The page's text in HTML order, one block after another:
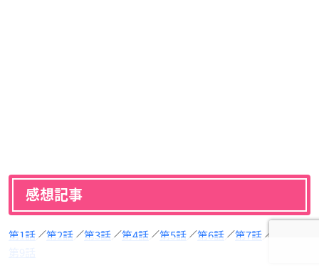
感想記事
第1話／第2話／第3話／第4話／第5話／第6話／第7話／